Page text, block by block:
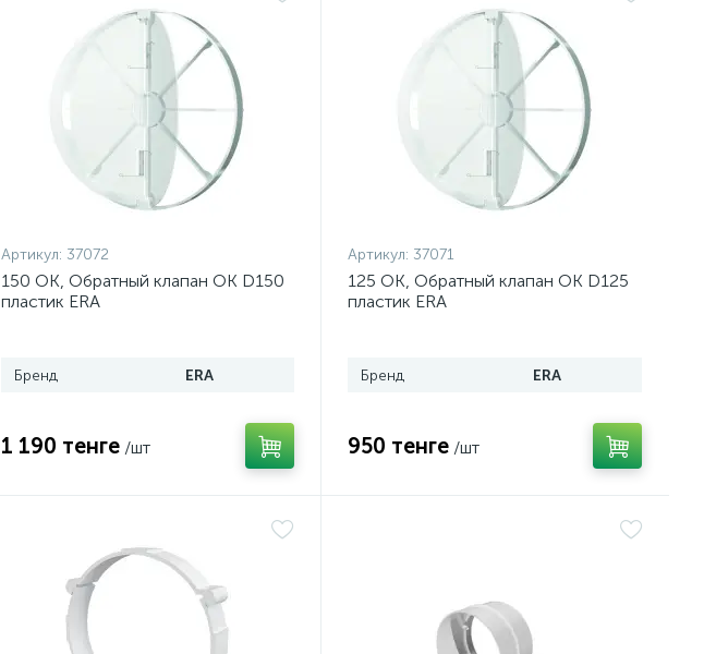
Артикул: 37072
150 ОК, Обратный клапан ОК D150
пластик ERA
Бренд ERA
1 190 тенге /шт
Артикул: 37071
125 ОК, Обратный клапан ОК D125
пластик ERA
Бренд ERA
950 тенге /шт